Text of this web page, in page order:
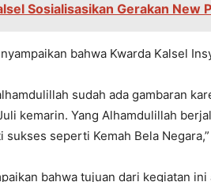
Sosialisasikan Gerakan New
bahwa Kwarda Kalsel
sudah ada gambaran
kemarin. Yang Alhamdulillah
seperti Kemah Bela
bahwa tujuan dari kegiatan